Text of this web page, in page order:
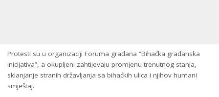
Protesti su u organizaciji Foruma građana “Bihaćka građanska
inicijativa”, a okupljeni zahtijevaju promjenu trenutnog stanja,
sklanjanje stranih državljanja sa bihaćkih ulica i njihov humani
smještaj.